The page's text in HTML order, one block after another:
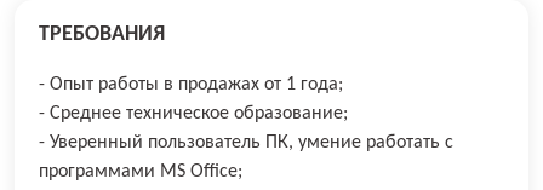
ТРЕБОВАНИЯ
- Опыт работы в продажах от 1 года;
- Среднее техническое образование;
- Уверенный пользователь ПК, умение работать с
программами MS Office;